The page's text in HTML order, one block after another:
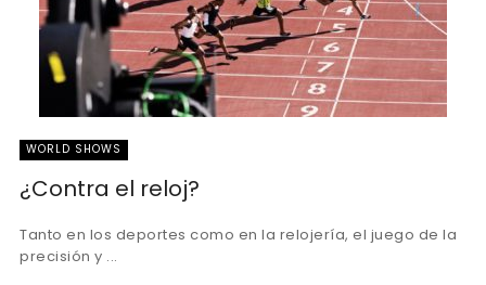
WORLD SHOWS
¿Contra el reloj?
Tanto en los deportes como en la relojería, el juego de la
precisión y ...